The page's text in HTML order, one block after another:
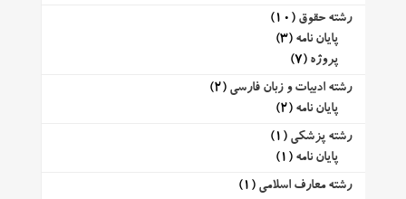
رشته حقوق (10)
پایان نامه (3)
پروژه (7)
رشته ادبیات و زبان فارسی (2)
پایان نامه (2)
رشته پزشکی (1)
پایان نامه (1)
رشته معارف اسلامی (1)